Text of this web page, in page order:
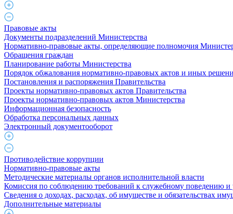
Правовые акты
Документы подразделений Министерства
Нормативно-правовые акты, определяющие полномочия
Обращения граждан
Планирование работы Министерства
Порядок обжалования нормативно-правовых актов и иных
Постановления и распоряжения Правительства
Проекты нормативно-правовых актов Правительства
Проекты нормативно-правовых актов Министерства
Информационная безопасность
Обработка персональных данных
Электронный документооборот
Противодействие коррупции
Нормативно-правовые акты
Методические материалы органов исполнительной власти
Комиссия по соблюдению требований к служебному поведению и
Сведения о доходах, расходах, об имуществе и обязательствах
Дополнительные материалы